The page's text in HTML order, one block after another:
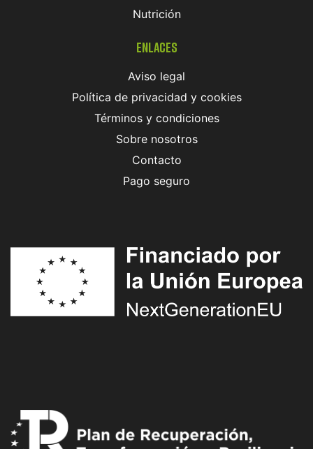
Nutrición
Enlaces
Aviso legal
Política de privacidad y cookies
Términos y condiciones
Sobre nosotros
Contacto
Pago seguro